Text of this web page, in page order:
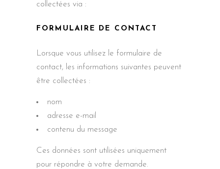
collectées via :
FORMULAIRE DE CONTACT
Lorsque vous utilisez le formulaire de
contact, les informations suivantes peuvent
être collectées :
nom
adresse e-mail
contenu du message
Ces données sont utilisées uniquement
pour répondre à votre demande.